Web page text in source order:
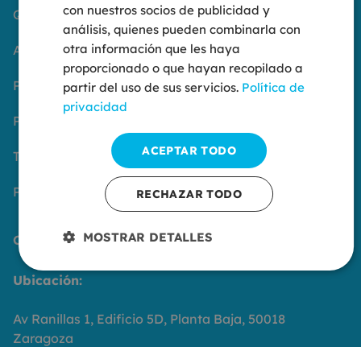
Quiénes somos
Aviso Legal
Política de privacidad
Política de cookies
Trabaja con nosotros
Portal del empleado
Contáctanos
Ubicación:
Av Ranillas 1, Edificio 5D, Planta Baja, 50018
Zaragoza
con nuestros socios de publicidad y
análisis, quienes pueden combinarla con
otra información que les haya
proporcionado o que hayan recopilado a
partir del uso de sus servicios. Política de
privacidad
ACEPTAR TODO
RECHAZAR TODO
MOSTRAR DETALLES